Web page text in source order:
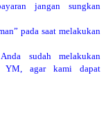
jangan sungkan
pada saat melakukan
sudah melakukan
YM, agar kami dapat